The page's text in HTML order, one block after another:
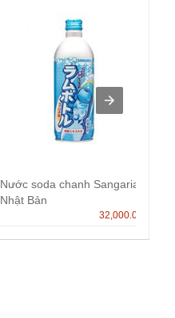
Nước soda chanh Sangaria
Nhật Bản
32,000.00